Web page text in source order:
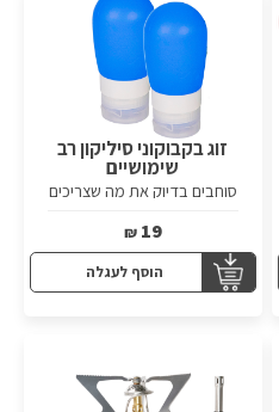
זוג בקבוקוני סיליקון רב
שימושיים
סוחבים בדיוק את מה שצריכים
19
₪
הוסף לעגלה